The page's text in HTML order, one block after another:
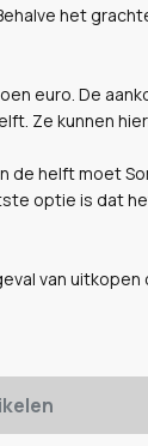
het
euro. De
Ze kunnen
helft moet
optie is dat
van